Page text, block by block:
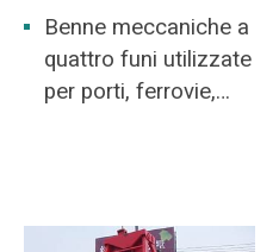
Benne meccaniche a
quattro funi utilizzate
per porti, ferrovie,
e grandi pezzi di